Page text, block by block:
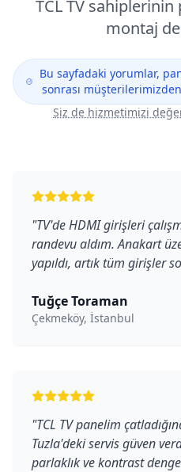
TCLTV sahiplerinin
montaj
Bu sayfadaki yorumlar,
sonrası
Siz de hizmetimizi
"TV'de HDMI girişleri
randevu aldım. Anakart
yapıldı, artık tüm girişler
Tuğçe Toraman
Çekmeköy, İstanbul
"TCL TV panelim
Tuzla'deki servis güven
parlaklık ve kontrast